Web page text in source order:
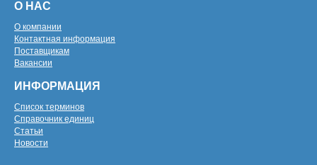
О НАС
О компании
Контактная информация
Поставщикам
Вакансии
ИНФОРМАЦИЯ
Список терминов
Справочник единиц
Статьи
Новости